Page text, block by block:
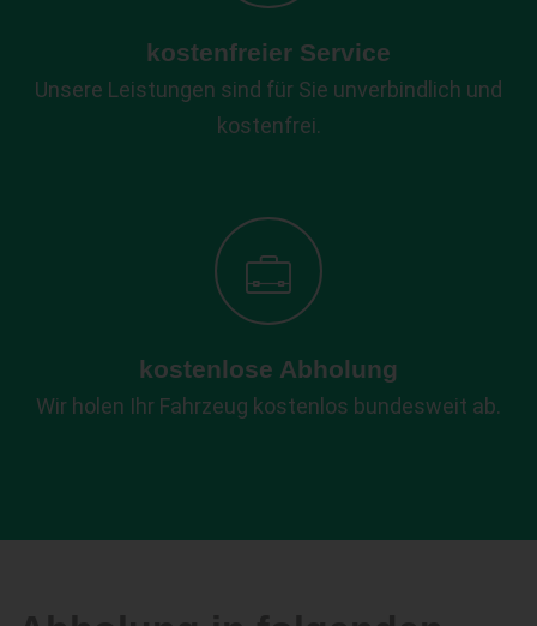
kostenfreier Service
Unsere Leistungen sind für Sie unverbindlich und
kostenfrei.
kostenlose Abholung
Wir holen Ihr Fahrzeug kostenlos bundesweit ab.